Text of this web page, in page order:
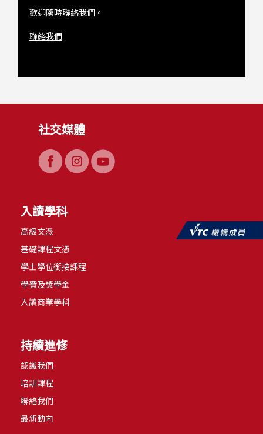
歡迎隨時聯絡我們。
聯絡我們
社交媒體
入讀學科
高級文憑
基礎課程文憑
學士學位銜接課程
學費及獎學金
入讀商業學科
持續進修
認識我們
培訓課程
聯絡我們
最新動向